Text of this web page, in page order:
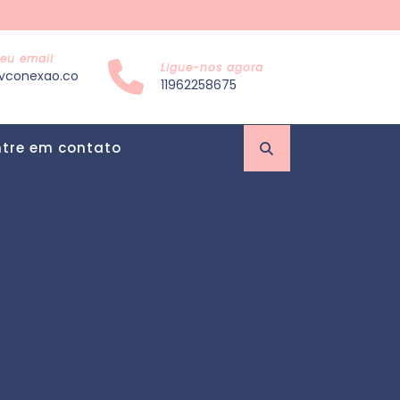
email
Ligue-nos agora
11962258675
em contato